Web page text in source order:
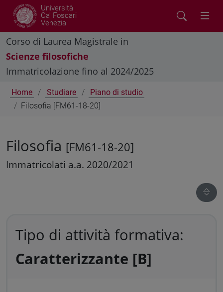
Università
Ca' Foscari
Venezia
Corso di Laurea Magistrale in
Scienze filosofiche
Immatricolazione fino al 2024/2025
Home Studiare
Piano di studio
Filosofia [FM61-18-20]
Filosofia [FM61-18-20]
Immatricolati a.a. 2020/2021
Tipo di attività formativa:
Caratterizzante [B]